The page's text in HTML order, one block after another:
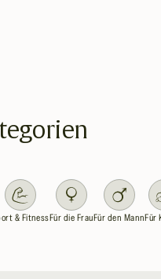
& FitnessFür die FrauFür den MannFür